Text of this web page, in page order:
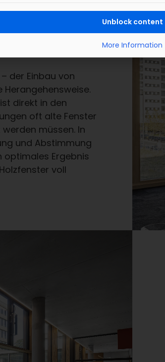
im
der Einbau von
direkt in den
oft alte Fenster
müssen. In
und Abstimmung
optimales Ergebnis
voll
Unblock content
More Information